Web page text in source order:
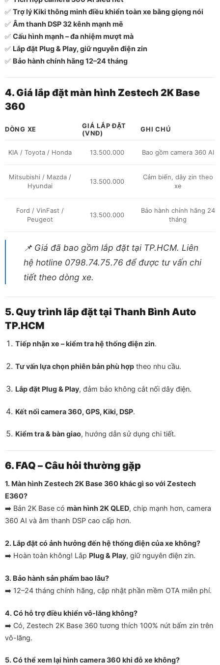
✅ Trợ lý Kiki thông minh điều khiển toàn xe bằng giọng nói
✅ Âm thanh DSP 32 kênh mạnh mẽ
✅ Cấu hình mạnh – đa nhiệm mượt mà
✅ Lắp đặt Plug & Play, giữ nguyên điện zin
✅ Bảo hành chính hãng 12–24 tháng
4. Giá lắp đặt màn hình Zestech 2K Base
360
DÒNG XE
GIÁ LẮP ĐẶT
(VNĐ)
GHI CHÚ
KIA / Toyota / Honda 13.500.000 Bao gồm camera 360 AI
Mitsubishi / Mazda /
Hyundai
13.500.000
Cảm biến, dây zin theo
xe
Ford / VinFast /
Peugeot
13.500.000
Bảo hành chính hãng 24
tháng
📌 Giá đã bao gồm lắp đặt tại TP.HCM. Liên
hệ hotline 0798.74.75.76 để được tư vấn chi
tiết theo dòng xe.
5. Quy trình lắp đặt tại Thanh Bình Auto
TP.HCM
Tiếp nhận xe – kiểm tra hệ thống điện zin.
Tư vấn lựa chọn phiên bản phù hợptheo nhu cầu.
Lắp đặt Plug & Play, đảm bảo không cắt nối dây điện.
Kết nối camera 360, GPS, Kiki, DSP.
Kiểm tra & bàn giao, hướng dẫn sử dụng chi tiết.
6. FAQ – Câu hỏi thường gặp
1. Màn hình Zestech 2K Base 360 khác gì so với Zestech
E360?
➡️ Bản 2K Base có màn hình 2K QLED, chip mạnh hơn, camera
360 AI và âm thanh DSP cao cấp hơn.
2. Lắp đặt có ảnh hưởng đến hệ thống điện của xe không?
➡️ Hoàn toàn không! Lắp Plug & Play, giữ nguyên điện zin.
3. Bảo hành sản phẩm bao lâu?
➡️ 12–24 tháng chính hãng, cập nhật phần mềm OTA miễn phí.
4. Có hỗ trợ điều khiển vô-lăng không?
➡️ Có, Zestech 2K Base 360 tương thích 100% nút bấm zin trên
vô-lăng.
5. Có thể xem lại hình camera 360 khi đỗ xe không?